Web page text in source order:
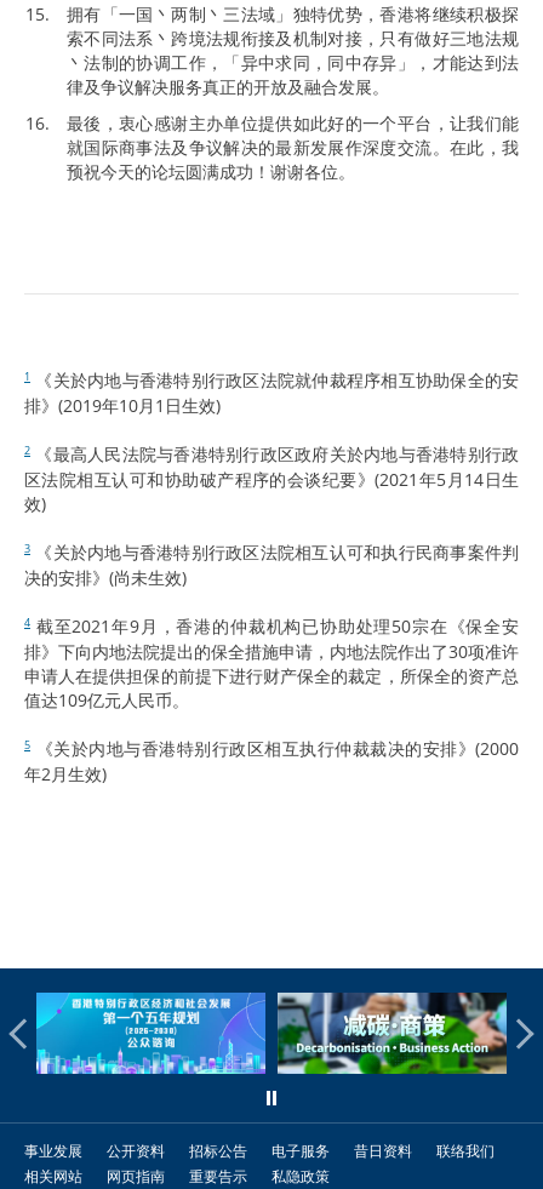
拥有「一国丶两制丶三法域」独特优势，香港将继续积极探
索不同法系丶跨境法规衔接及机制对接，只有做好三地法规
丶法制的协调工作，「异中求同，同中存异」，才能达到法
律及争议解决服务真正的开放及融合发展。
最後，衷心感谢主办单位提供如此好的一个平台，让我们能
就国际商事法及争议解决的最新发展作深度交流。在此，我
预祝今天的论坛圆满成功！谢谢各位。
1
《关於内地与香港特别行政区法院就仲裁程序相互协助保全的安
排》(2019年10月1日生效)
2
《最高人民法院与香港特别行政区政府关於内地与香港特别行政
区法院相互认可和协助破产程序的会谈纪要》(2021年5月14日生
效)
3
《关於内地与香港特别行政区法院相互认可和执行民商事案件判
决的安排》(尚未生效)
4 截至2021年9月，香港的仲裁机构已协助处理50宗在《保全安
排》下向内地法院提出的保全措施申请，内地法院作出了30项准许
申请人在提供担保的前提下进行财产保全的裁定，所保全的资产总
值达109亿元人民币。
5
《关於内地与香港特别行政区相互执行仲裁裁决的安排》(2000
年2月生效)
事业发展 公开资料 招标公告 电子服务 昔日资料
联络我们
相关网站
网页指南 重要告示 私隐政策